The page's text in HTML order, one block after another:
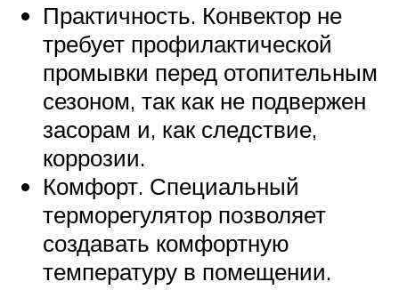
Практичность. Конвектор не
требует профилактической
промывки перед отопительным
сезоном, так как не подвержен
засорам и, как следствие,
коррозии.
Комфорт. Специальный
терморегулятор позволяет
создавать комфортную
температуру в помещении.